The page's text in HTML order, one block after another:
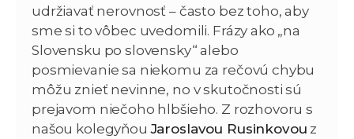
udržiavať nerovnosť – často bez toho, aby
sme si to vôbec uvedomili. Frázy ako „na
Slovensku po slovensky“ alebo
posmievanie sa niekomu za rečovú chybu
môžu znieť nevinne, no v skutočnosti sú
prejavom niečoho hlbšieho. Z rozhovoru s
našou kolegyňouJaroslavou Rusinkovou z